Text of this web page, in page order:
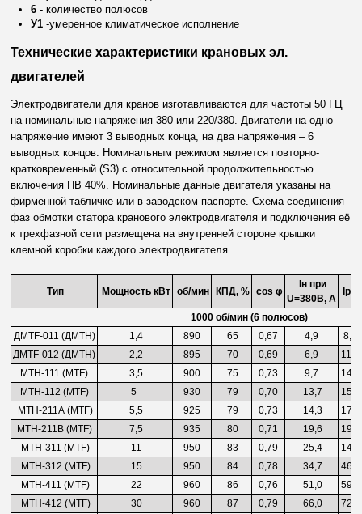
6 - количество полюсов
У1 -умеренное климатическое исполнение
Технические характеристики крановых эл.
двигателей
Электродвигатели для кранов изготавливаются для частоты 50 ГЦ
на номинальные напряжения 380 или 220/380. Двигатели на одно
напряжение имеют 3 выводных конца, на два напряжения – 6
выводных концов. Номинальным режимом является повторно-
кратковременный (S3) с относительной продолжительностью
включения ПВ 40%. Номинальные данные двигателя указаны на
фирменной табличке или в заводском паспорте. Схема соединения
фаз обмотки статора кранового электродвигателя и подключения её
к трехфазной сети размещена на внутренней стороне крышки
клемной коробки каждого электродвигателя.
Тип Мощность кВт об/мин КПД, % cosφ
Iн при
U=380В, А
Iр,
1000 об/мин (6 полюсов)
ДМТF-011 (ДМТН) 1,4 890 65 0,67 4,9
8,8
ДМТF-012(ДМТН) 2,2 895 70 0,69 6,9
11,0
МТН-111(MTF) 3,5 900 75 0,73 9,7
14,3
МТН-112 (MTF) 5 930 79 0,70 13,7
15,7
МТН-211А(MTF) 5,5 925 79 0,73 14,3
17,4
МТН-211В (MTF) 7,5 935 80 0,71 19,6
19,1
МТН-311(MTF) 11 950 83 0,79 25,4
14,0
МТН-312 (MTF) 15 950 84 0,78 34,7
46,0
МТН-411(MTF) 22 960 86 0,76 51,0
59,0
МТН-412 (MTF) 30 960 87 0,79 66,0
72,0